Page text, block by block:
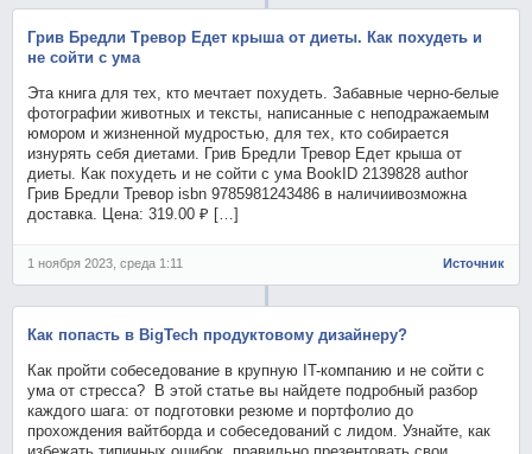
Грив Бредли Тревор Едет крыша от диеты. Как похудеть и
не сойти с ума
Эта книга для тех, кто мечтает похудеть. Забавные черно-белые
фотографии животных и тексты, написанные с неподражаемым
юмором и жизненной мудростью, для тех, кто собирается
изнурять себя диетами. Грив Бредли Тревор Едет крыша от
диеты. Как похудеть и не сойти с ума BookID 2139828 author
Грив Бредли Тревор isbn 9785981243486 в наличиивозможна
доставка. Цена: 319.00 ₽ […]
1 ноября 2023, среда 1:11 Источник
Как попасть в BigTech продуктовому дизайнеру?
Как пройти собеседование в крупную IT-компанию и не сойти с
ума от стресса? В этой статье вы найдете подробный разбор
каждого шага: от подготовки резюме и портфолио до
прохождения вайтборда и собеседований с лидом. Узнайте, как